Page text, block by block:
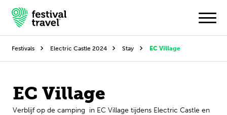
Travel
Festivals Electric Castle 2024 Stay EC Village
EC Village
Verblijf op de camping in EC Village tijdens Electric Castle en